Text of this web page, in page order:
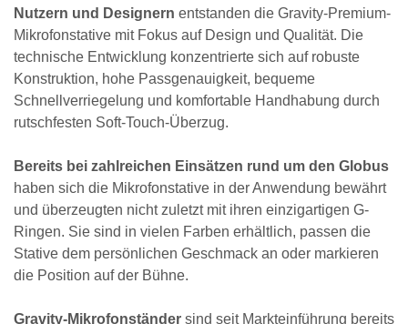
Nutzern und Designern entstanden die Gravity-Premium-
Mikrofonstative mit Fokus auf Design und Qualität. Die
technische Entwicklung konzentrierte sich auf robuste
Konstruktion, hohe Passgenauigkeit, bequeme
Schnellverriegelung und komfortable Handhabung durch
rutschfesten Soft-Touch-Überzug.
Bereits bei zahlreichen Einsätzen rund um den Globus
haben sich die Mikrofonstative in der Anwendung bewährt
und überzeugten nicht zuletzt mit ihren einzigartigen G-
Ringen. Sie sind in vielen Farben erhältlich, passen die
Stative dem persönlichen Geschmack an oder markieren
die Position auf der Bühne.
Gravity-Mikrofonständer sind seit Markteinführung bereits